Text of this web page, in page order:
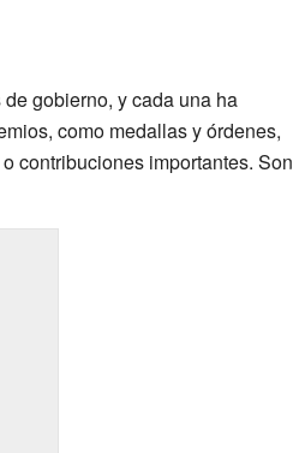
gobierno, y cada una ha
como medallas y órdenes,
contribuciones importantes. Son